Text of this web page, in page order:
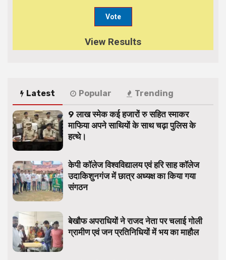
View Results
Latest Popular Trending
9 लाख स्मेक कई हजारों रु सहित स्माकर
माफिया अपने साथियों के साथ चढ़ा पुलिस के
हत्थे।
केपी कॉलेज विश्वविद्यालय एवं हरि साह कॉलेज
उदाकिशुनगंज में छात्र अध्यक्ष का किया गया
संगठन
बेखौफ अपराधियों ने राजद नेता पर चलाई गोली
ग्रामीण एवं जन प्रतिनिधियों में भय का माहौल